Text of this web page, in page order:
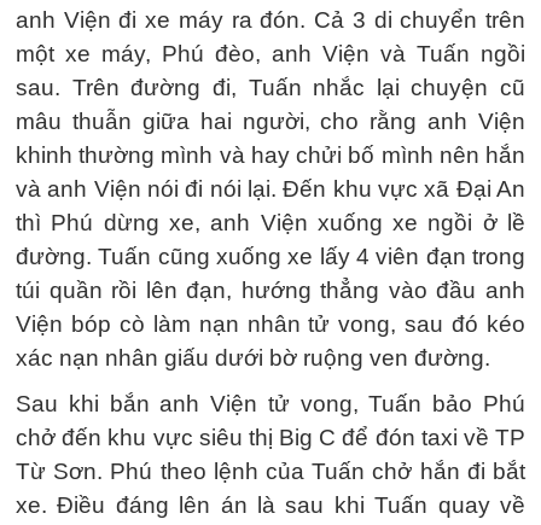
anh Viện đi xe máy ra đón. Cả 3 di chuyển trên
một xe máy, Phú đèo, anh Viện và Tuấn ngồi
sau. Trên đường đi, Tuấn nhắc lại chuyện cũ
mâu thuẫn giữa hai người, cho rằng anh Viện
khinh thường mình và hay chửi bố mình nên hắn
và anh Viện nói đi nói lại. Đến khu vực xã Đại An
thì Phú dừng xe, anh Viện xuống xe ngồi ở lề
đường. Tuấn cũng xuống xe lấy 4 viên đạn trong
túi quần rồi lên đạn, hướng thẳng vào đầu anh
Viện bóp cò làm nạn nhân tử vong, sau đó kéo
xác nạn nhân giấu dưới bờ ruộng ven đường.
Sau khi bắn anh Viện tử vong, Tuấn bảo Phú
chở đến khu vực siêu thị Big C để đón taxi về TP
Từ Sơn. Phú theo lệnh của Tuấn chở hắn đi bắt
xe. Điều đáng lên án là sau khi Tuấn quay về